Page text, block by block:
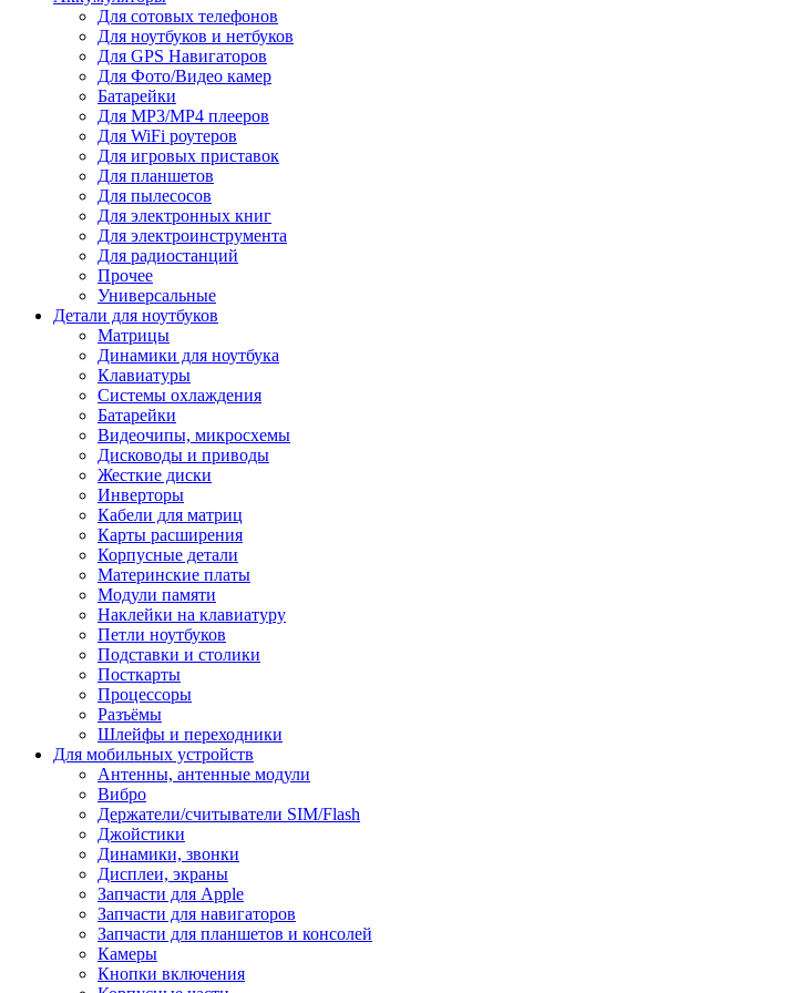
Для сотовых телефонов
Для ноутбуков и нетбуков
Для GPS Навигаторов
Для Фото/Видео камер
Батарейки
Для MP3/MP4 плееров
Для WiFi роутеров
Для игровых приставок
Для планшетов
Для пылесосов
Для электронных книг
Для электроинструмента
Для радиостанций
Прочее
Универсальные
Детали для ноутбуков
Матрицы
Динамики для ноутбука
Клавиатуры
Системы охлаждения
Батарейки
Видеочипы, микросхемы
Дисководы и приводы
Жесткие диски
Инверторы
Кабели для матриц
Карты расширения
Корпусные детали
Материнские платы
Модули памяти
Наклейки на клавиатуру
Петли ноутбуков
Подставки и столики
Посткарты
Процессоры
Разъёмы
Шлейфы и переходники
Для мобильных устройств
Антенны, антенные модули
Вибро
Держатели/считыватели SIM/Flash
Джойстики
Динамики, звонки
Дисплеи, экраны
Запчасти для Apple
Запчасти для навигаторов
Запчасти для планшетов и консолей
Камеры
Кнопки включения